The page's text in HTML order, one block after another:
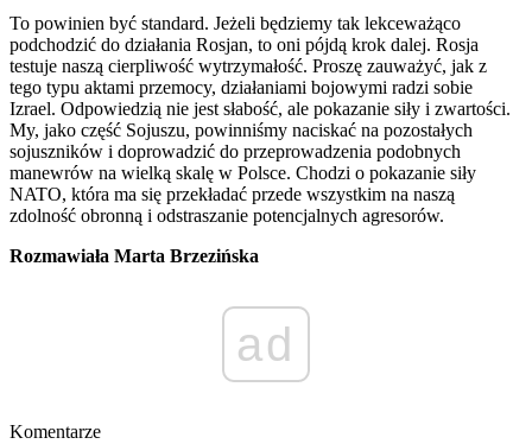
To powinien być standard. Jeżeli będziemy tak lekceważąco
podchodzić do działania Rosjan, to oni pójdą krok dalej. Rosja
testuje naszą cierpliwość wytrzymałość. Proszę zauważyć, jak z
tego typu aktami przemocy, działaniami bojowymi radzi sobie
Izrael. Odpowiedzią nie jest słabość, ale pokazanie siły i zwartości.
My, jako część Sojuszu, powinniśmy naciskać na pozostałych
sojuszników i doprowadzić do przeprowadzenia podobnych
manewrów na wielką skalę w Polsce. Chodzi o pokazanie siły
NATO, która ma się przekładać przede wszystkim na naszą
zdolność obronną i odstraszanie potencjalnych agresorów.
Rozmawiała Marta Brzezińska
ad
Komentarze